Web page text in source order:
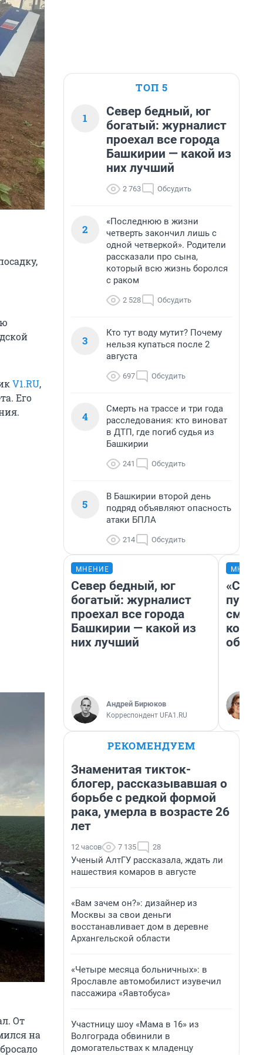
V1.RU,
Его
От
на
ТОП 5
1
Север бедный, юг
богатый: журналист
проехал все города
Башкирии — какой из
них лучший
2 763 Обсудить
2
«Последнюю в жизни
четверть закончил лишь с
одной четверкой». Родители
рассказали про сына,
который всю жизнь боролся
с раком
2 528 Обсудить
3
Кто тут воду мутит? Почему
нельзя купаться после 2
августа
697 Обсудить
4
Смерть на трассе и три года
расследования: кто виноват
в ДТП, где погиб судья из
Башкирии
241 Обсудить
5
В Башкирии второй день
подряд объявляют опасность
атаки БПЛА
214 Обсудить
МНЕНИЕ
Север бедный, юг
богатый: журналист
проехал все города
Башкирии — какой из
них лучший
Андрей Бирюков
Корреспондент UFA1.RU
РЕКОМЕНДУЕМ
Знаменитая тикток-
блогер, рассказывавшая о
борьбе с редкой формой
рака, умерла в возрасте 26
лет
12 часов 7 135 28
Ученый АлтГУ рассказала, ждать ли
нашествия комаров в августе
«Вам зачем он?»: дизайнер из
Москвы за свои деньги
восстанавливает дом в деревне
Архангельской области
«Четыре месяца больничных»: в
Ярославле автомобилист изувечил
пассажира «Яавтобуса»
Участницу шоу «Мама в 16» из
Волгограда обвинили в
домогательствах к младенцу